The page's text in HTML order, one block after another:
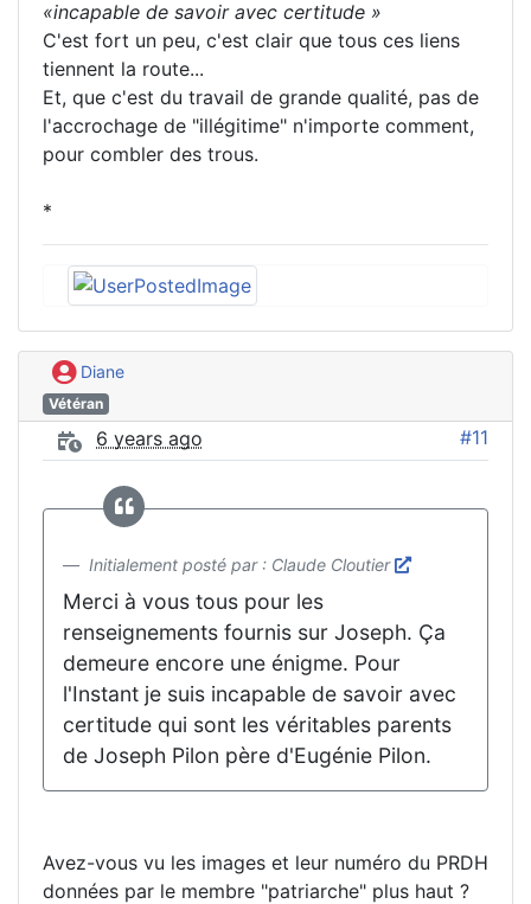
«incapable de savoir avec certitude »
C'est fort un peu, c'est clair que tous ces liens
tiennent la route...
Et, que c'est du travail de grande qualité, pas de
l'accrochage de "illégitime" n'importe comment,
pour combler des trous.
*
Diane
Vétéran
6 years ago #11
Initialement posté par : Claude Cloutier
Merci à vous tous pour les
renseignements fournis sur Joseph. Ça
demeure encore une énigme. Pour
l'Instant je suis incapable de savoir avec
certitude qui sont les véritables parents
de Joseph Pilon père d'Eugénie Pilon.
Avez-vous vu les images et leur numéro du PRDH
données par le membre "patriarche" plus haut ?